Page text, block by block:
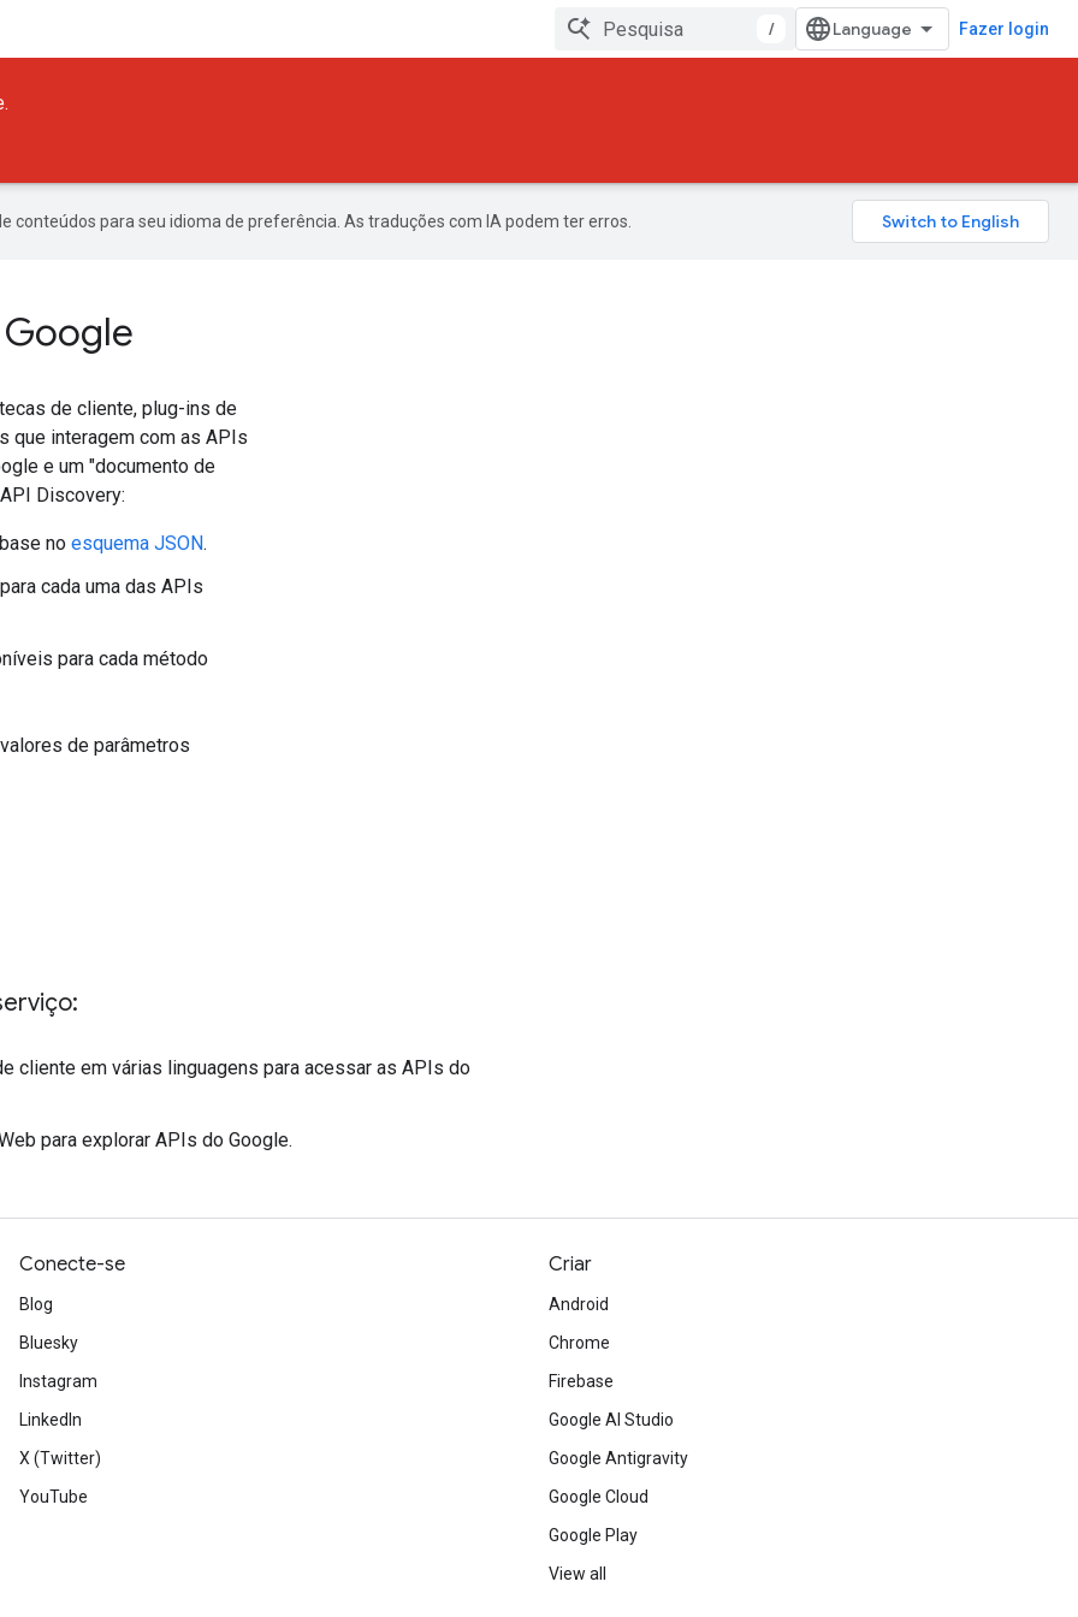
/ Fazer login
conteúdos para seu idioma de preferência. As traduções com IA podem ter erros.
Google
de cliente, plug-ins de
que interagem com as APIs
e um "documento de
Discovery:
no esquema JSON.
cada uma das APIs
para cada método
de parâmetros
cliente em várias linguagens para acessar as APIs do
para explorar APIs do Google.
Conecte-se
Blog
Bluesky
Instagram
LinkedIn
X (Twitter)
YouTube
Criar
Android
Chrome
Firebase
Google AI Studio
Google Antigravity
Google Cloud
Google Play
View all